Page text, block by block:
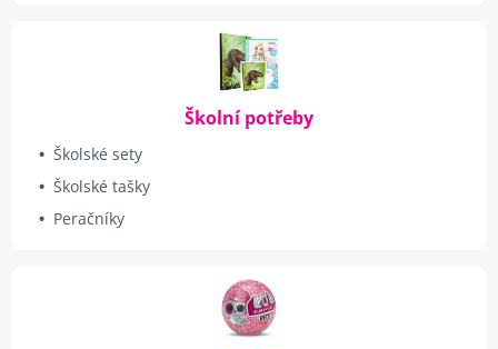
Školní potřeby
Školské sety
Školské tašky
Peračníky